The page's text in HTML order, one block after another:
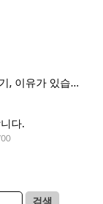
“머리카락뿐 아니라 삶까지 달라졌다는 후기, 이유가 있습니다
다.
검색